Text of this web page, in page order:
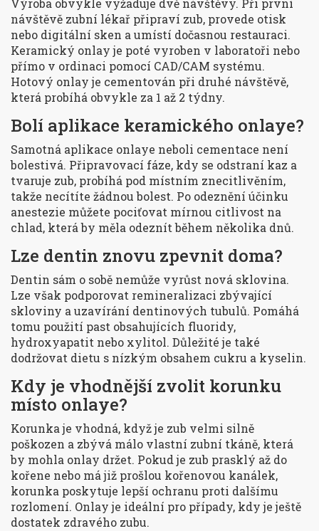
Výroba obvykle vyžaduje dvě návštěvy. Při první
návštěvě zubní lékař připraví zub, provede otisk
nebo digitální sken a umístí dočasnou restauraci.
Keramický onlay je poté vyroben v laboratoři nebo
přímo v ordinaci pomocí CAD/CAM systému.
Hotový onlay je cementován při druhé návštěvě,
která probíhá obvykle za 1 až 2 týdny.
Bolí aplikace keramického onlaye?
Samotná aplikace onlaye neboli cementace není
bolestivá. Připravovací fáze, kdy se odstraní kaz a
tvaruje zub, probíhá pod místním znecitlivěním,
takže necítíte žádnou bolest. Po odeznění účinku
anestezie můžete pociťovat mírnou citlivost na
chlad, která by měla odeznít během několika dnů.
Lze dentin znovu zpevnit doma?
Dentin sám o sobě nemůže vyrůst nová sklovina.
Lze však podporovat remineralizaci zbývající
skloviny a uzavírání dentinových tubulů. Pomáhá
tomu použití past obsahujících fluoridy,
hydroxyapatit nebo xylitol. Důležité je také
dodržovat dietu s nízkým obsahem cukru a kyselin.
Kdy je vhodnější zvolit korunku
místo onlaye?
Korunka je vhodná, když je zub velmi silně
poškozen a zbývá málo vlastní zubní tkáně, která
by mohla onlay držet. Pokud je zub prasklý až do
kořene nebo má již prošlou kořenovou kanálek,
korunka poskytuje lepší ochranu proti dalšímu
rozlomení. Onlay je ideální pro případy, kdy je ještě
dostatek zdravého zubu.